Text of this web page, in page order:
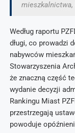
mieszkalnictwa,
Według raportu
długi, co prowadzi
nabywców
Stowarzyszenia
że znaczną część
wydanie decyzji
Rankingu Miast
przestrzegają
powoduje